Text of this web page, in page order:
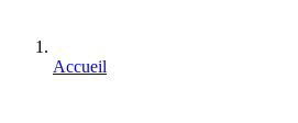
Accueil